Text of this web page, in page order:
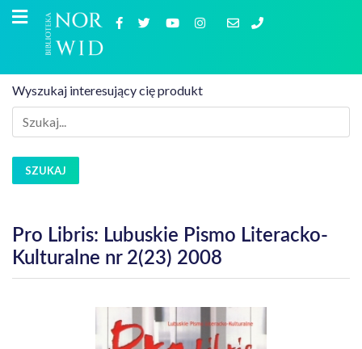
Wyszukaj interesujący cię produkt
SZUKAJ
Pro Libris: Lubuskie Pismo Literacko-
Kulturalne nr 2(23) 2008